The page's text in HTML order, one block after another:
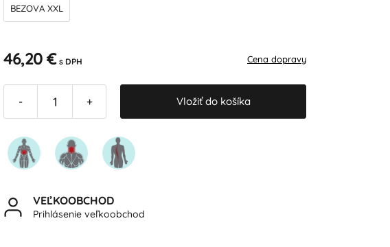
BEZOVA XXL
46,20 € s DPH Cena dopravy
- + Vložiť do košíka
VEĽKOOBCHOD
Prihlásenie veľkoobchod